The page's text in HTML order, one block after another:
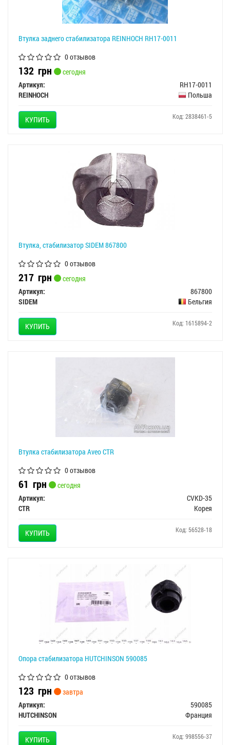
Втулка заднего стабилизатора REINHOCH RH17-0011
0 отзывов
132 грн
сегодня
Артикул:
RH17-0011
REINHOCH
Польша
КУПИТЬ Код: 2838461-5
Втулка, стабилизатор SIDEM 867800
0 отзывов
217 грн
сегодня
Артикул:
867800
SIDEM
Бельгия
КУПИТЬ Код: 1615894-2
Втулка стабилизатора Aveo CTR
0 отзывов
61 грн
сегодня
Артикул:
CVKD-35
CTR
Корея
КУПИТЬ Код: 56528-18
Опора стабилизатора HUTCHINSON 590085
0 отзывов
123 грн
завтра
Артикул:
590085
HUTCHINSON
Франция
КУПИТЬ Код: 998556-37